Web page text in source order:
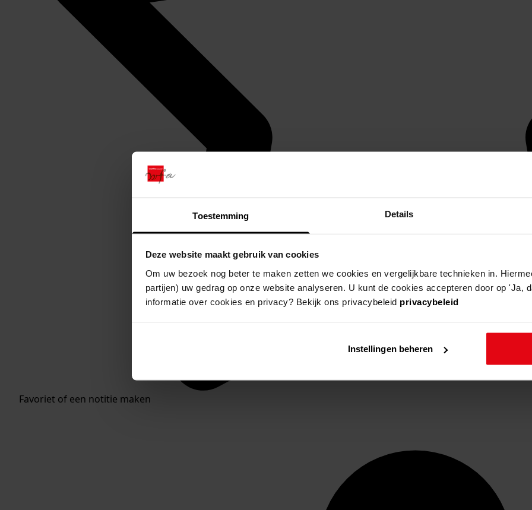
Toestemming Details
Deze website maakt gebruik van cookies
Om uw bezoek nog beter te maken zetten we cookies en vergelijkbare technieken in.
partijen) uw gedrag op onze website analyseren. U kunt de cookies accepteren door op 'Ja,
informatie over cookies en privacy? Bekijk ons privacybeleid privacybeleid
Instellingen beheren
Favoriet of een notitie maken